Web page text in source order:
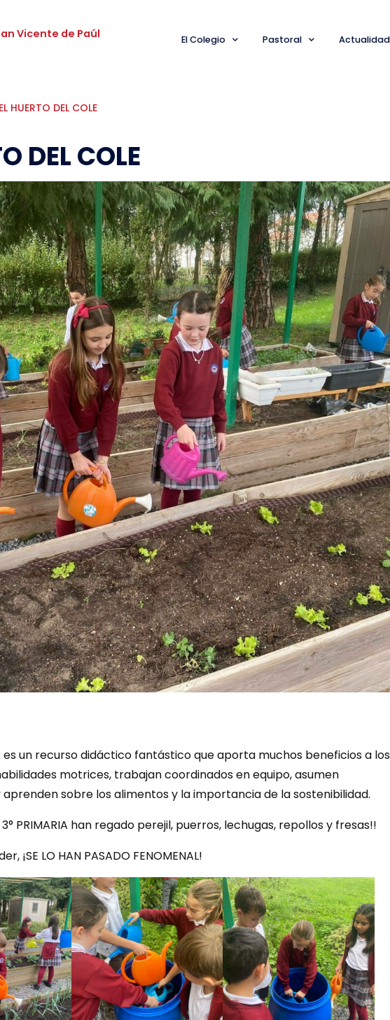
Vicente de Paúl
El Colegio Pastoral Actualidad
EL HUERTO DEL COLE
DEL COLE
es un recurso didáctico fantástico que aporta muchos beneficios a los
motrices, trabajan coordinados en equipo, asumen
sobre los alimentos y la importancia de la sostenibilidad.
PRIMARIA han regado perejil, puerros, lechugas, repollos y fresas!!
¡SE LO HAN PASADO FENOMENAL!